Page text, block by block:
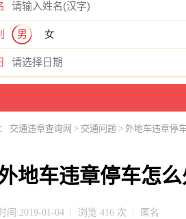
男 女
交通违章查询网 > 交通问题 > 外地车违章停
地车违章停车怎么
间:2019-01-04 浏览 416 次 匿名